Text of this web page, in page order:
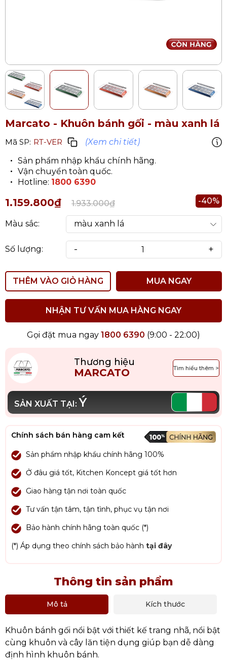
Marcato - Khuôn bánh gối - màu xanh lá
Mã SP: RT-VER
(Xem chi tiết)
Sản phẩm nhập khẩu chính hãng.
Vận chuyển toàn quốc.
Hotline: 1800 6390
1.159.800₫ 1.933.000₫ -40%
Màu sắc:
Số lượng: - +
THÊM VÀO GIỎ HÀNG MUA NGAY
NHẬN TƯ VẤN MUA HÀNG NGAY
Gọi đặt mua ngay 1800 6390 (9:00 - 22:00)
Thương hiệu
MARCATO Tìm hiểu thêm >
SẢN XUẤT TẠI: Ý
Chính sách bán hàng cam kết
Sản phẩm nhập khẩu chính hãng 100%
Ở đâu giá tốt, Kitchen Koncept giá tốt hơn
Giao hàng tận nơi toàn quốc
Tư vấn tận tâm, tận tình, phục vụ tận nơi
Bảo hành chính hãng toàn quốc (*)
(*) Áp dụng theo chính sách bảo hành tại đây
Thông tin sản phẩm
Mô tả Kích thước
Khuôn bánh gối nổi bật với thiết kế trang nhã, nổi bật
cùng khuôn và cây lăn tiện dụng giúp bạn dễ dàng
định hình khuôn bánh.